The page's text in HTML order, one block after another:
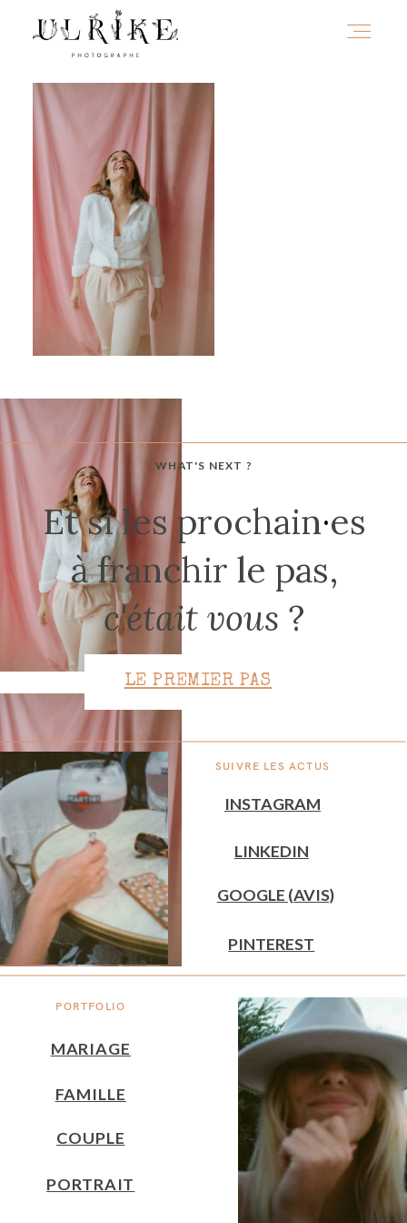
WHAT'S NEXT ?
PORTFOLIO
SUIVRE LES ACTUS
Et si les prochain·es
à franchir le pas,
c'était vous ?
MARIAGE
INSTAGRAM
GOOGLE (AVIS)
FAMILLE
PINTEREST
COUPLE
LINKEDIN
PORTRAIT
LE PREMIER PAS
A PROPOS
PORTFOLIO
JOURNAL
CONTACT